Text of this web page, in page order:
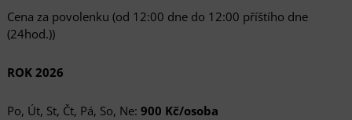
Cena za povolenku (od 12:00 dne do 12:00 příštího dne
(24hod.))
ROK 2026
Po, Út, St, Čt, Pá, So, Ne: 900 Kč/osoba